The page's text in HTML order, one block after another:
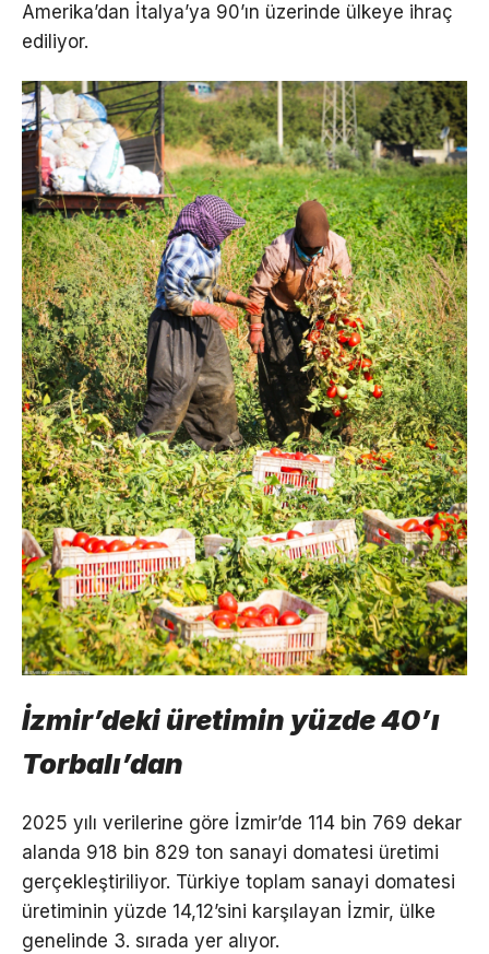
Amerika’dan İtalya’ya 90’ın üzerinde ülkeye ihraç
ediliyor.
İzmir’deki üretimin yüzde 40’ı
Torbalı’dan
2025 yılı verilerine göre İzmir’de 114 bin 769 dekar
alanda 918 bin 829 ton sanayi domatesi üretimi
gerçekleştiriliyor. Türkiye toplam sanayi domatesi
üretiminin yüzde 14,12’sini karşılayan İzmir, ülke
genelinde 3. sırada yer alıyor.